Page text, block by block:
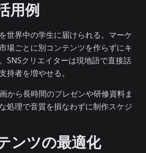
用例
世界中の学生に届けられる。マーケ
場ごとに別コンテンツを作らずにキ
SNSクリエイターは現地語で直接話
持者を増やせる。
から長時間のプレゼンや研修資料ま
処理で音質を損なわずに制作スケジ
ンツの最適化